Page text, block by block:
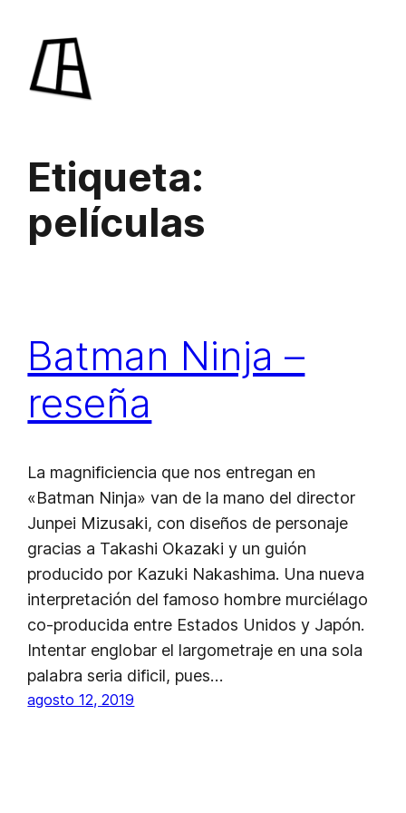
contenido
Etiqueta:
películas
Batman Ninja –
reseña
La magnificiencia que nos entregan en
«Batman Ninja» van de la mano del director
Junpei Mizusaki, con diseños de personaje
gracias a Takashi Okazaki y un guión
producido por Kazuki Nakashima. Una nueva
interpretación del famoso hombre murciélago
co-producida entre Estados Unidos y Japón.
Intentar englobar el largometraje en una sola
palabra seria dificil, pues…
agosto 12, 2019